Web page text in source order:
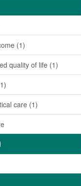
(1)
quality of life (1)
care (1)